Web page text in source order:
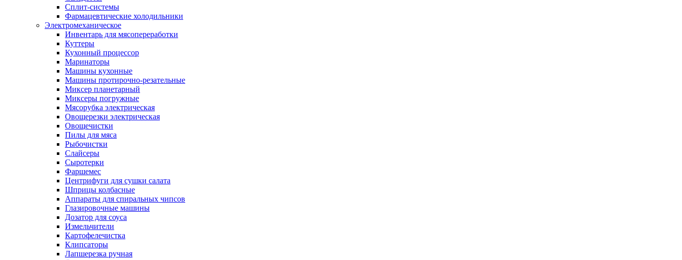
Сплит-системы
Фармацевтические холодильники
Электромеханическое
Инвентарь для мясопереработки
Куттеры
Кухонный процессор
Маринаторы
Машины кухонные
Машины протирочно-резательные
Миксер планетарный
Миксеры погружные
Мясорубка электрическая
Овощерезки электрическая
Овощечистки
Пилы для мяса
Рыбочистки
Слайсеры
Сыротерки
Фаршемес
Центрифуги для сушки салата
Шприцы колбасные
Аппараты для спиральных чипсов
Глазировочные машины
Дозатор для соуса
Измельчители
Картофелечистка
Клипсаторы
Лапшерезка ручная